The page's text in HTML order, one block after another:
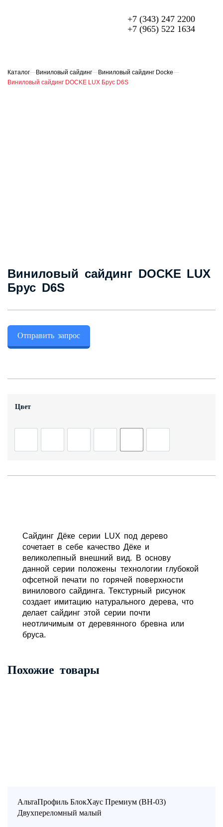
+7 (343) 247 2200
+7 (965) 522 1634
ПРОФЛИСТ
+7 (343) 247 2200
Заказать обратный звонок
Каталог—Виниловый сайдинг—Виниловый сайдинг Docke—
Виниловый сайдинг DOCKE LUX Брус D6S
Виниловый сайдинг DOCKE LUX
Брус D6S
Отправить запрос
Цвет
Сайдинг Дёке серии LUX под дерево
сочетает в себе качество Дёке и
великолепный внешний вид. В основу
данной серии положены технологии глубокой
офсетной печати по горячей поверхности
винилового сайдинга. Текстурный рисунок
создает имитацию натурального дерева, что
делает сайдинг этой серии почти
неотличимым от деревянного бревна или
бруса.
Похожие товары
АльтаПрофиль БлокХаус Премиум (ВН-03)
Двухпереломный малый